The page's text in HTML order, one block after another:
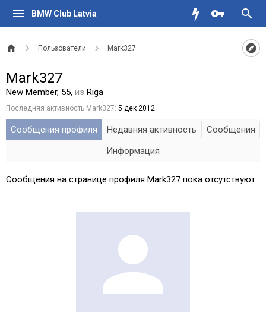
BMW Club Latvia
Пользователи Mark327
Mark327
New Member, 55, из Riga
Последняя активность Mark327: 5 дек 2012
Сообщения профиля Недавняя активность
Сообщения
Информация
Сообщения на странице профиля Mark327 пока отсутствуют.